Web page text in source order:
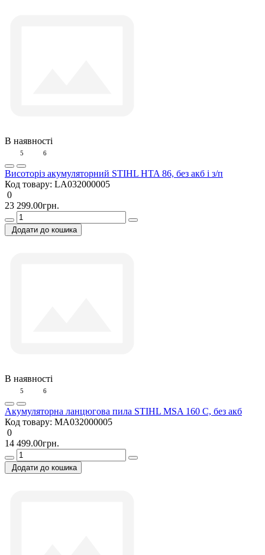
В наявності
5 6
Висоторіз акумуляторний STIHL HTA 86, без акб і з/п
Код товару: LA032000005
0
23 299.00грн.
Додати до кошика
В наявності
5 6
Акумуляторна ланцюгова пила STIHL MSA 160 C, без акб
Код товару: MA032000005
0
14 499.00грн.
Додати до кошика